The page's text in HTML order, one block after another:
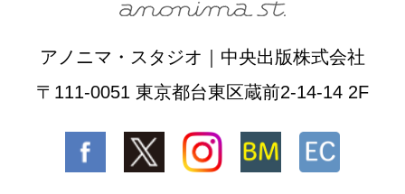
アノニマ・スタジオ｜中央出版株式会社
〒111-0051 東京都台東区蔵前2-14-14 2F